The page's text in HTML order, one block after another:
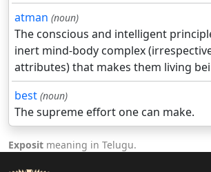
atman (noun)
The conscious and intelligent
inert mind-body complex
attributes) that makes them living
best (noun)
The supreme effort one can make.
Exposit meaning in Telugu.